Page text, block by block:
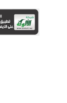
اختتام الدورة